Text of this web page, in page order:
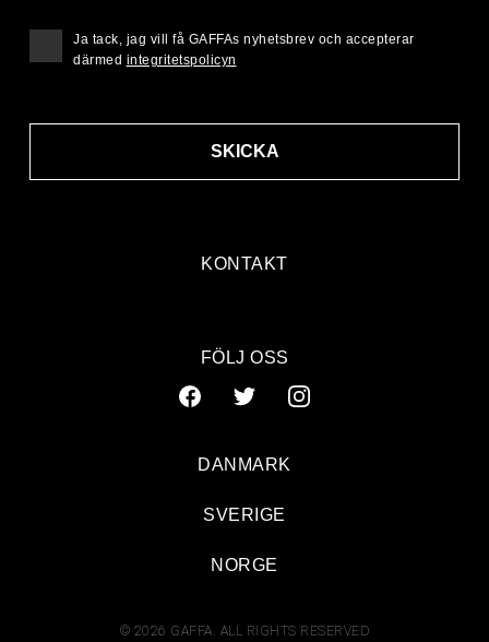
KONTAKT
SKICKA
Ja tack, jag vill få GAFFAs nyhetsbrev och accepterar
därmed integritetspolicyn
FÖLJ OSS
© 2026 GAFFA. ALL RIGHTS RESERVED
DANMARK
SVERIGE
NORGE